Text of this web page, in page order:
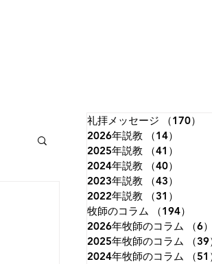
礼拝メッセージ （170）
2026年説教
（14）
2025年説教
（41）
2024年説教
（40）
2023年説教
（43）
2022年説教
（31）
牧師のコラム
（194）
2026年牧師のコラム
（6
2025年牧師のコラム
（
2024年牧師のコラム
（